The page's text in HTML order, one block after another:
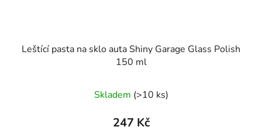
Leštící pasta na sklo auta Shiny Garage Glass Polish
150 ml
Skladem (>10 ks)
247 Kč